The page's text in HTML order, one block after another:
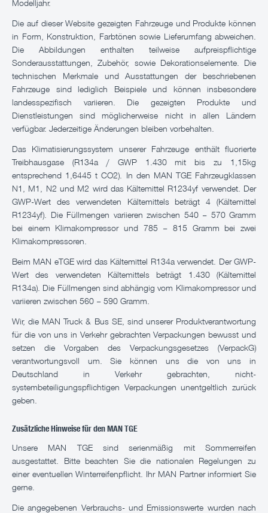
Modelljahr.
Die auf dieser Website gezeigten Fahrzeuge und Produkte können
in Form, Konstruktion, Farbtönen sowie Lieferumfang abweichen.
Die Abbildungen enthalten teilweise aufpreispflichtige
Sonderausstattungen, Zubehör, sowie Dekorationselemente. Die
technischen Merkmale und Ausstattungen der beschriebenen
Fahrzeuge sind lediglich Beispiele und können insbesondere
landesspezifisch variieren. Die gezeigten Produkte und
Dienstleistungen sind möglicherweise nicht in allen Ländern
verfügbar. Jederzeitige Änderungen bleiben vorbehalten.
Das Klimatisierungssystem unserer Fahrzeuge enthält fluorierte
Treibhausgase (R134a / GWP 1.430 mit bis zu 1,15kg
entsprechend 1,6445 t CO2). In den MAN TGE Fahrzeugklassen
N1, M1, N2 und M2 wird das Kältemittel R1234yf verwendet. Der
GWP-Wert des verwendeten Kältemittels beträgt 4 (Kältemittel
R1234yf). Die Füllmengen variieren zwischen 540 – 570 Gramm
bei einem Klimakompressor und 785 – 815 Gramm bei zwei
Klimakompressoren.
Beim MAN eTGE wird das Kältemittel R134a verwendet. Der GWP-
Wert des verwendeten Kältemittels beträgt 1.430 (Kältemittel
R134a). Die Füllmengen sind abhängig vom Klimakompressor und
variieren zwischen 560 – 590 Gramm.
Wir, die MAN Truck & Bus SE, sind unserer Produktverantwortung
für die von uns in Verkehr gebrachten Verpackungen bewusst und
setzen die Vorgaben des Verpackungsgesetzes (VerpackG)
verantwortungsvoll um. Sie können uns die von uns in
Deutschland in Verkehr gebrachten, nicht-
systembeteiligungspflichtigen Verpackungen unentgeltlich zurück
geben.
Zusätzliche Hinweise für den MAN TGE
Unsere MAN TGE sind serienmäßig mit Sommerreifen
ausgestattet. Bitte beachten Sie die nationalen Regelungen zu
einer eventuellen Winterreifenpflicht. Ihr MAN Partner informiert Sie
gerne.
Die angegebenen Verbrauchs- und Emissionswerte wurden nach